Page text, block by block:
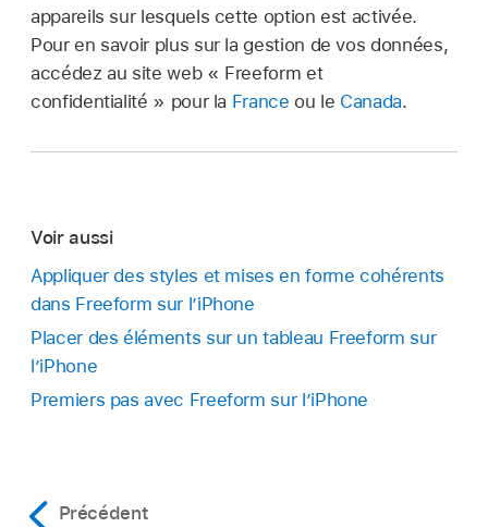
appareils sur lesquels cette option est activée.
Pour en savoir plus sur la gestion de vos données,
accédez au site web « Freeform et
confidentialité » pour la France ou le Canada.
Voir aussi
Appliquer des styles et mises en forme cohérents
dans Freeform sur l’iPhone
Placer des éléments sur un tableau Freeform sur
l’iPhone
Premiers pas avec Freeform sur l’iPhone
Précédent